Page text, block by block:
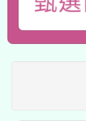
方素
「族
年度
接種
轉知
業技
115
桃